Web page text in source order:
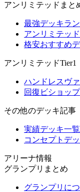
アンリミテッドまと
最強デッキラ
アンリミテッ
格安おすすめ
アンリミテッドTier1
ハンドレスヴ
回復ビショップ
その他のデッキ記事
実績デッキ一覧
コンセプトデ
アリーナ情報
グランプリまとめ
グランプリに